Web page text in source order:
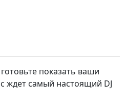
показать ваши
ждет самый настоящий DJ